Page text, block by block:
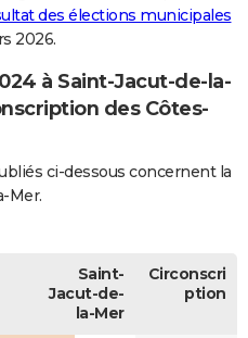
des élections municipales
2026.
à Saint-Jacut-de-la-
des Côtes-
ci-dessous concernent la
Mer.
Saint-
Jacut-de-
la-Mer
Circonscri
ption